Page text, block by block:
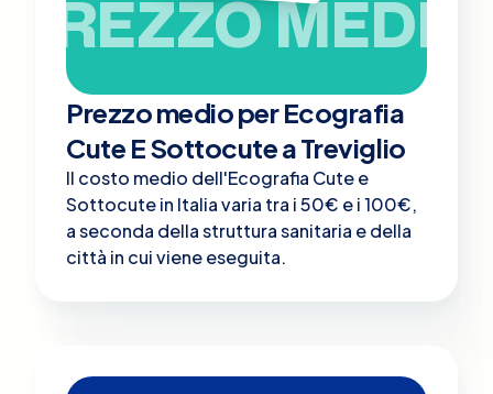
PREZZO MEDIO
Prezzo medio per Ecografia
Cute E Sottocute a Treviglio
Il costo medio dell'Ecografia Cute e
Sottocute in Italia varia tra i 50€ e i 100€,
a seconda della struttura sanitaria e della
città in cui viene eseguita.